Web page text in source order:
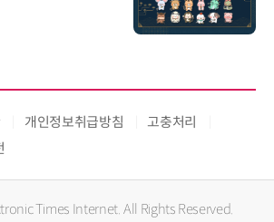
개인정보취급방침
고충처리
Times Internet. All Rights Reserved.